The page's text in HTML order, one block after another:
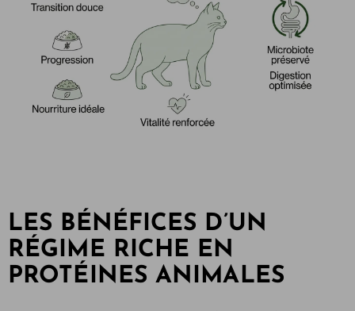
LES BÉNÉFICES D’UN
RÉGIME RICHE EN
PROTÉINES ANIMALES